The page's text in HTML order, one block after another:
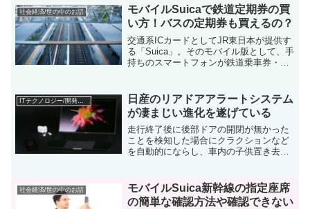
リアなどがあります。化石賞とは?化石賞
は...
社会経済/世の中のお話
モバイルSuicaで鉄道定期券の買
い方！バスの定期券も買えるの？
交通系ICカードとしてJR東日本が提供す
る「Suica」。そのモバイル版として、手
持ちのスマートフォンが鉄道乗車券・新
Suica」はその利便性の高さから利用され
ている方も...
日産のリアドアアラートシステム
が凄まじい進化を遂げている
走行終了後に後部ドアの開閉が無かった
ことを検知した場合にクラクションなど
を自動的にならし、車内の子供置き去り
となる「北米日産」が2020年7月に12車
種に採用すると発表...
社会経済/世の中のお話
モバイルSuica新幹線の指定座席
の簡単な確認方法や確認できない